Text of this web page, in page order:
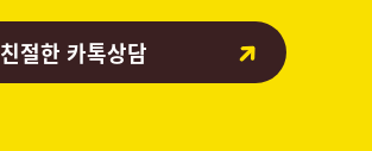
친절한 카톡상담